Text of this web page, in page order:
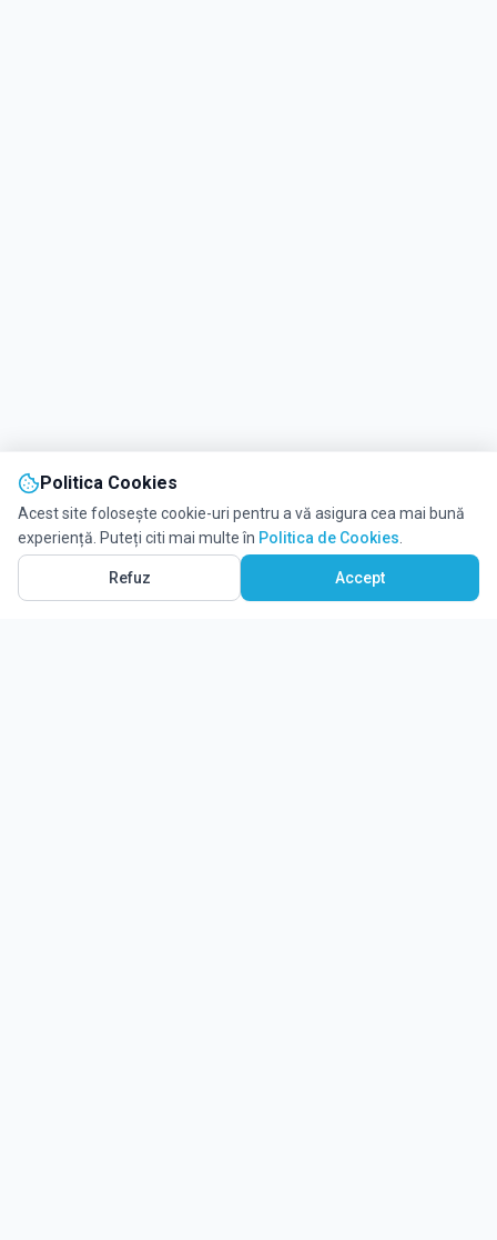
Politica Cookies
Acest site folosește cookie-uri pentru a vă asigura cea mai bună
experiență. Puteți citi mai multe în Politica de Cookies
Refuz Accept